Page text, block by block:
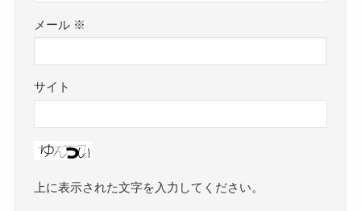
メール ※
サイト
上に表示された文字を入力してください。